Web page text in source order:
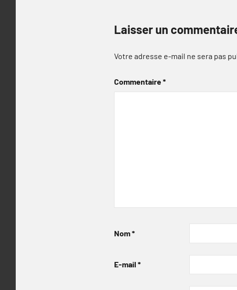
Laisser un
Votre adresse e-mail ne sera pas
Commentaire*
Nom*
E-mail *